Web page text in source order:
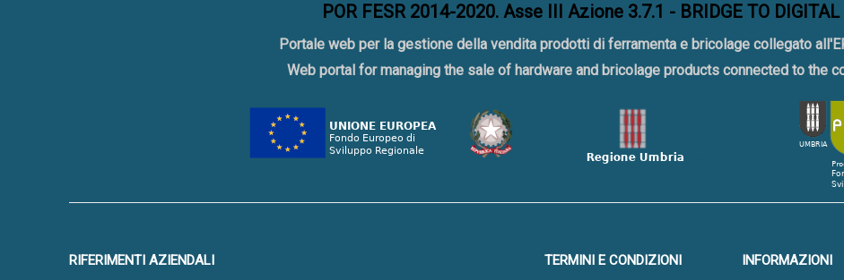
POR FESR 2014-2020. Asse III Azione 3.7.1 - BRIDGE TO
Portale web per la gestione della vendita prodotti di ferramenta e bricolage collegato
Web portal for managing the sale of hardware and bricolage products connected to the
RIFERIMENTI AZIENDALI INFORMAZIONI
TERMINI E CONDIZIONI